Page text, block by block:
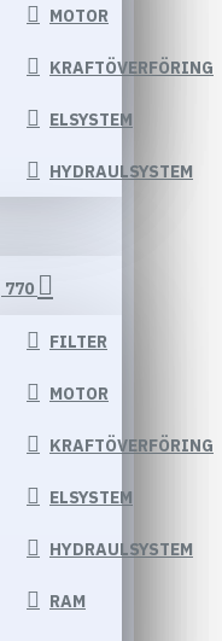
MOTOR
KRAFTÖVERFÖRING
ELSYSTEM
HYDRAULSYSTEM
770
FILTER
MOTOR
KRAFTÖVERFÖRING
ELSYSTEM
HYDRAULSYSTEM
RAM